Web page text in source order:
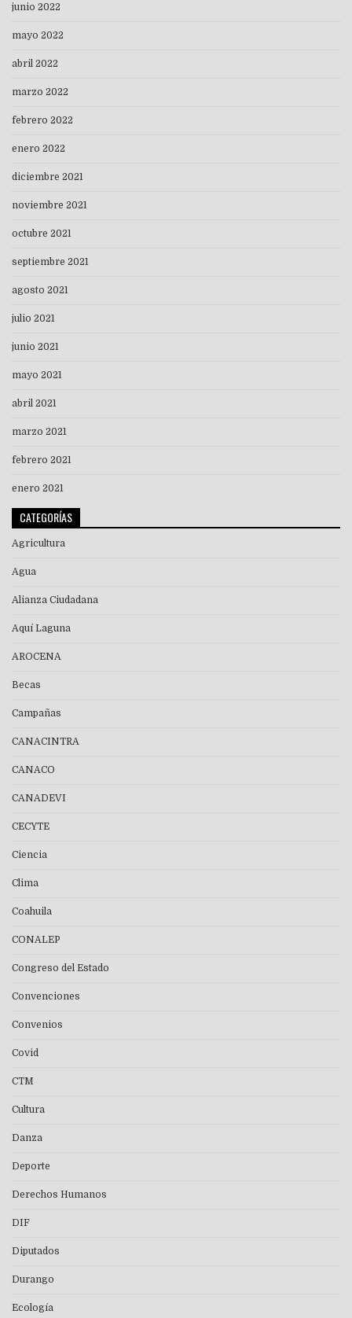
junio 2022
mayo 2022
abril 2022
marzo 2022
febrero 2022
enero 2022
diciembre 2021
noviembre 2021
octubre 2021
septiembre 2021
agosto 2021
julio 2021
junio 2021
mayo 2021
abril 2021
marzo 2021
febrero 2021
enero 2021
CATEGORÍAS
Agricultura
Agua
Alianza Ciudadana
Aquí Laguna
AROCENA
Becas
Campañas
CANACINTRA
CANACO
CANADEVI
CECYTE
Ciencia
Clima
Coahuila
CONALEP
Congreso del Estado
Convenciones
Convenios
Covid
CTM
Cultura
Danza
Deporte
Derechos Humanos
DIF
Diputados
Durango
Ecología